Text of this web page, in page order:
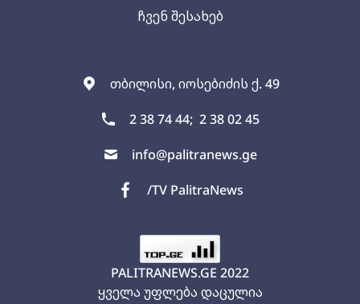
თბილისი, იოსებიძის ქ. 49
2 38 74 44; 2 38 02 45
info@palitranews.ge
/TV PalitraNews
ჩვენ შესახებ
PALITRANEWS.GE 2022
ყველა უფლება დაცულია